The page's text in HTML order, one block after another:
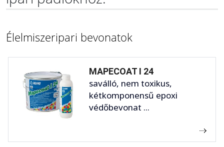
Élelmiszeripari bevonatok
MAPECOAT I 24
saválló, nem toxikus,
kétkomponensű epoxi
védőbevonat ...